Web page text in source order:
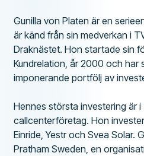
Gunilla von Platen är en
är känd från sin medverkan i
Draknästet. Hon startade sin
Kundrelation, år 2000 och har
imponerande portfölj av
Hennes största investering är
callcenterföretag. Hon
Einride, Yestr och Svea Solar.
Pratham Sweden, en